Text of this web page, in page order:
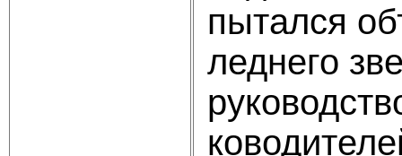
пытался
леднего